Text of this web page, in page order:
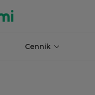
Cennik